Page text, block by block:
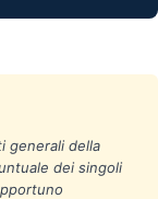
generali della
dei singoli